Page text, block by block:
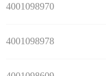
4001098970
4001098978